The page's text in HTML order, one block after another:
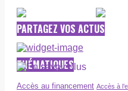
PARTAGEZ VOS ACTUS
THÉMATIQUES
Accès au financement Accès à